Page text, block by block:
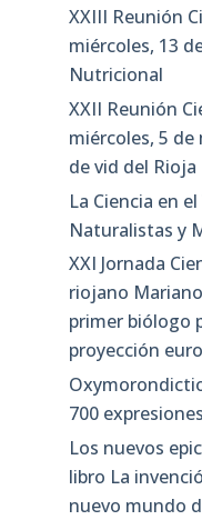
XXIII Reunión
miércoles, 13
Nutricional
XXII Reunión
miércoles, 5 de
de vid del Rioja
La Ciencia en
Naturalistas y
XXI Jornada
riojano
primer biólogo
proyección
700
Los nuevos
libro La
nuevo mundo